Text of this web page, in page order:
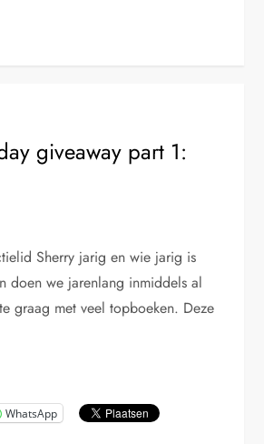
giveaway part 1:
Sherry jarig en wie jarig is
doen we jarenlang inmiddels al
graag met veel topboeken. Deze
WhatsApp